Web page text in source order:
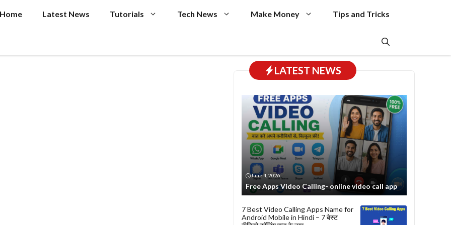
Home Latest News Tutorials Tech News Make Money Tips and Tricks
LATEST NEWS
June 4, 2026
Free Apps Video Calling- online video call app
7 Best Video Calling Apps Name for
Android Mobile in Hindi – 7 बेस्ट